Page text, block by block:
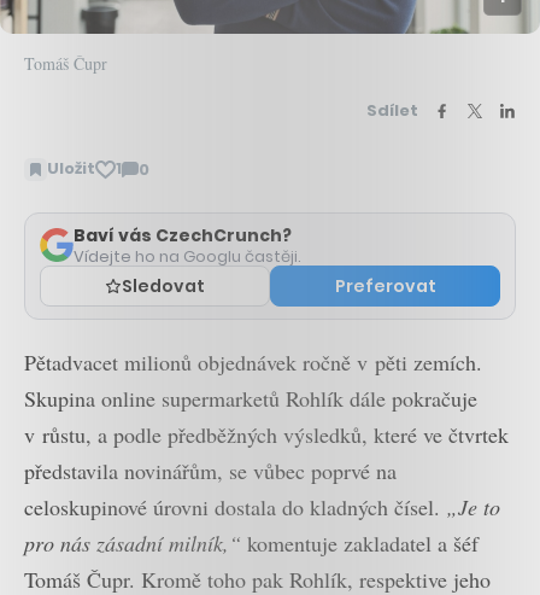
Tomáš Čupr
Sdílet
Uložit 1 0
Zobrazit
Baví vás CzechCrunch?
Vídejte ho na Googlu častěji.
Sledovat Preferovat
Pětadvacet milionů objednávek ročně v pěti zemích.
Skupina online supermarketů Rohlík dále pokračuje
v růstu, a podle předběžných výsledků, které ve čtvrtek
představila novinářům, se vůbec poprvé na
celoskupinové úrovni dostala do kladných čísel. „Je to
pro nás zásadní milník,“ komentuje zakladatel a šéf
Tomáš Čupr. Kromě toho pak Rohlík, respektive jeho